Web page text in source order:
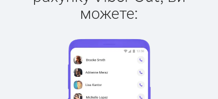
можете: